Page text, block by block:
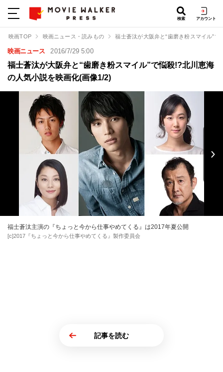
検索 アカウント
映画TOP 映画ニュース・読みもの 福士蒼汰が大阪弁と“歯磨き粉スマイル”
映画ニュース 2016/7/29 5:00
福士蒼汰が大阪弁と“歯磨き粉スマイル”で悩殺!?北川恵海
の人気小説を映画化(画像1/2)
福士蒼汰主演の『ちょっと今から仕事やめてくる』は2017年夏公開
[c]2017『ちょっと今から仕事やめてくる』製作委員会
記事を読む